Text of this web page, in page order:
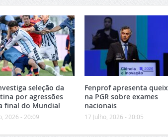
seleção da
por agressões
final do Mundial
2026 - 20:09
Fenprof apresenta
na PGR sobre exames
nacionais
17 Julho, 2026 - 20:05